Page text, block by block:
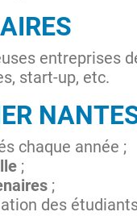
entreprises
start-up, etc.
chaque année ;
;
;
des